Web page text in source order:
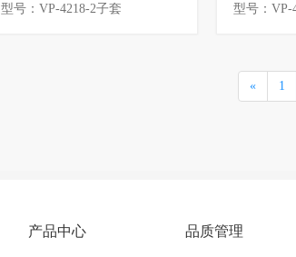
型号：VP-4218-2子套
型号：VP-
« 1
产品中心 品质管理